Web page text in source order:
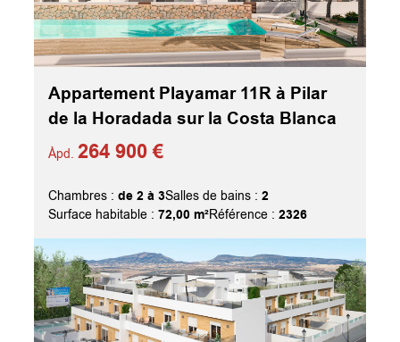
Appartement Playamar 11R à Pilar
de la Horadada sur la Costa Blanca
Àpd.264 900 €
Chambres :de 2 à 3Salles de bains :2
Surface habitable :72,00 m²Référence :2326